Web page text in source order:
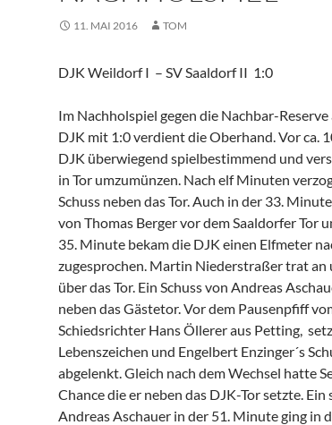
11. MAI 2016 TOM
DJK Weildorf I – SV Saaldorf II 1:0
Im Nachholspiel gegen die Nachbar-
DJK mit 1:0 verdient die Oberhand. Vor ca.
DJK überwiegend spielbestimmend und
in Tor umzumünzen. Nach elf Minuten
Schuss neben das Tor. Auch in der 33.
von Thomas Berger vor dem Saaldorfer Tor
35. Minute bekam die DJK einen Elfmeter
zugesprochen. Martin Niederstraßer trat an
über das Tor. Ein Schuss von Andreas
neben das Gästetor. Vor dem Pausenpfiff
Schiedsrichter Hans Öllerer aus Petting,
Lebenszeichen und Engelbert Enzinger´s
abgelenkt. Gleich nach dem Wechsel hatte
Chance die er neben das DJK-Tor setzte. Ein
Andreas Aschauer in der 51. Minute ging in